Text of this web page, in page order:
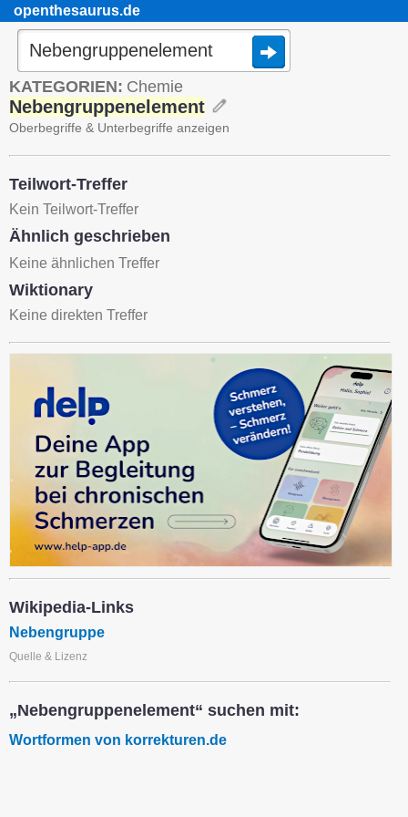
openthesaurus.de
KATEGORIEN: Chemie
Nebengruppenelement
Oberbegriffe & Unterbegriffe anzeigen
Teilwort-Treffer
Kein Teilwort-Treffer
Ähnlich geschrieben
Keine ähnlichen Treffer
Wiktionary
Keine direkten Treffer
Wikipedia-Links
Nebengruppe
Quelle & Lizenz
„Nebengruppenelement“ suchen mit:
Wortformen von korrekturen.de